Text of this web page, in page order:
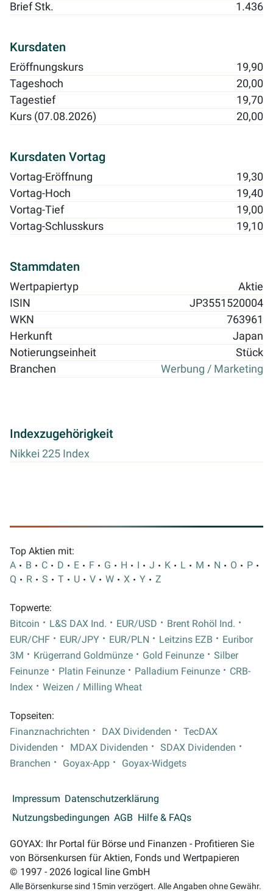
Brief Stk.
1.436
Kursdaten
Eröffnungskurs
19,90
Tageshoch
20,00
Tagestief
19,70
Kurs (07.08.2026)
20,00
Kursdaten Vortag
Vortag-Eröffnung
19,30
Vortag-Hoch
19,40
Vortag-Tief
19,00
Vortag-Schlusskurs
19,10
Stammdaten
Wertpapiertyp
Aktie
ISIN
JP3551520004
WKN
763961
Herkunft
Japan
Notierungseinheit
Stück
Branchen
Werbung / Marketing
Indexzugehörigkeit
Nikkei 225 Index
Top Aktien mit:
A
B C D E F G H I J K L M N O
P
Q
R S T U V W X Y Z
Topwerte:
Bitcoin
L&S DAX Ind. EUR/USD
Brent Rohöl Ind.
EUR/CHF
EUR/JPY EUR/PLN Leitzins EZB
Euribor
3M
Krügerrand Goldmünze Gold Feinunze
Silber
Feinunze
Platin Feinunze Palladium Feinunze
CRB-
Index
Weizen / Milling Wheat
Topseiten:
Finanznachrichten
DAX Dividenden
TecDAX
Dividenden
MDAX Dividenden
SDAX Dividenden
Branchen
Goyax-App Goyax-Widgets
Impressum Datenschutzerklärung
Nutzungsbedingungen AGB Hilfe & FAQs
GOYAX: Ihr Portal für Börse und Finanzen - Profitieren Sie
von Börsenkursen für Aktien, Fonds und Wertpapieren
© 1997 - 2026 logical line GmbH
Alle Börsenkurse sind 15min verzögert. Alle Angaben ohne Gewähr.